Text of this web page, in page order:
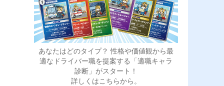
あなたはどのタイプ？ 性格や価値観から最
適なドライバー職を提案する「適職キャラ
診断」がスタート！
詳しくはこちらから。